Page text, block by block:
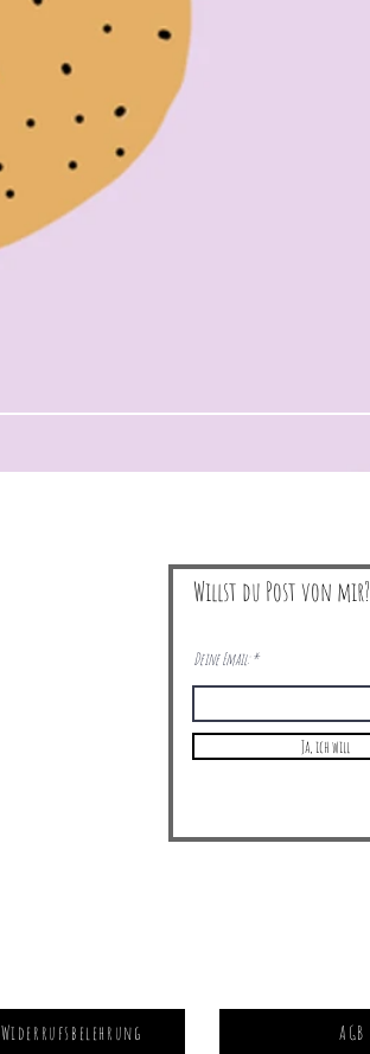
Willst du Post von mir?
Deine Email:
Ja, ich will
Widerrufsbelehrung AGB